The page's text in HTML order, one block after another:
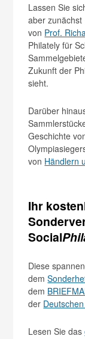
Lassen Sie
aber zunächst
von Prof.
Philately für
Zukunft der
sieht.
Darüber
Geschichte
von Händlern
Ihr
Social
Diese
dem
dem
der
Lesen Sie das